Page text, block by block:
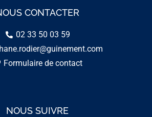
CONTACTER
02 33 50 03 59
Formulaire de contact
NOUS SUIVRE